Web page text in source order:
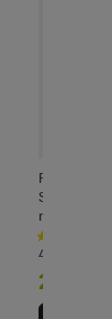
Pocket
Speedy
maximale :
Prix de
419,00 €
Prix
243,00